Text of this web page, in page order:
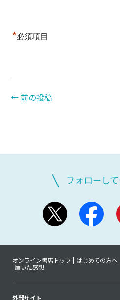
*必須項目
←前の投稿
フォローし
オンライン書店トップ はじめての方へ
届いた感想
外部サイト